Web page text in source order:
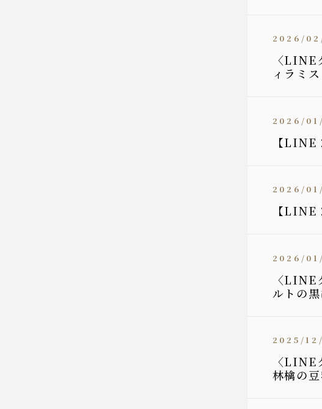
〈LINE
ィラミス
2026/
【LINE
2026/
【LINE
2026/
〈LINE
ルトの
2026/
〈LINE
林檎の
2025/